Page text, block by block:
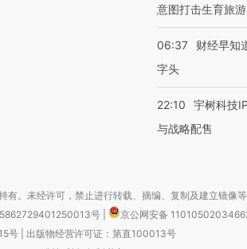
意图打击生育旅
06:37
财经早知
字头
22:10
宇树科技
与战略配售
。未经许可，禁止进行转载、摘编、复制及建立镜像等
号
京公网安备
号| 出版物经营许可证：第直100013号